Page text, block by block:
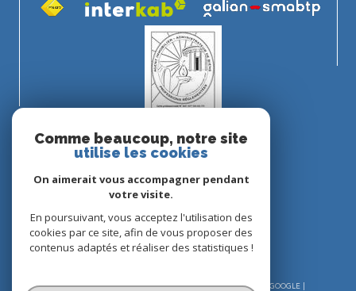
© 2026 | TOUS DROITS RÉSERVÉS | TRADUCTION POWERED BY GOOGLE |
Comme beaucoup, notre site
utilise les cookies
On aimerait vous accompagner pendant
votre visite.
En poursuivant, vous acceptez l'utilisation des
cookies par ce site, afin de vous proposer des
contenus adaptés et réaliser des statistiques !